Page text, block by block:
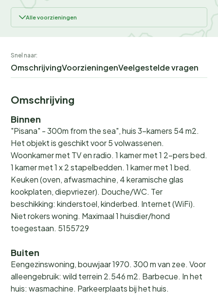
Alle voorzieningen
Snel naar:
OmschrijvingVoorzieningenVeelgestelde vragen
Omschrijving
Binnen
"Pisana" - 300m from the sea", huis 3-kamers 54 m2.
Het objekt is geschikt voor 5 volwassenen.
Woonkamer met TV en radio. 1 kamer met 1 2-pers bed.
1 kamer met 1 x 2 stapelbedden. 1 kamer met 1 bed.
Keuken (oven, afwasmachine, 4 keramische glas
kookplaten, diepvriezer). Douche/WC. Ter
beschikking: kinderstoel, kinderbed. Internet (WiFi).
Niet rokers woning. Maximaal 1 huisdier/hond
toegestaan. 5155729
Buiten
Eengezinswoning, bouwjaar 1970. 300 m van zee. Voor
alleengebruik: wild terrein 2.546 m2. Barbecue. In het
huis: wasmachine. Parkeerplaats bij het huis.